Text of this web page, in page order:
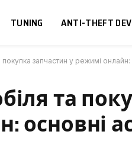
TUNING ANTI-THEFT
покупка запчастин у режимі онлайн:
та
основні